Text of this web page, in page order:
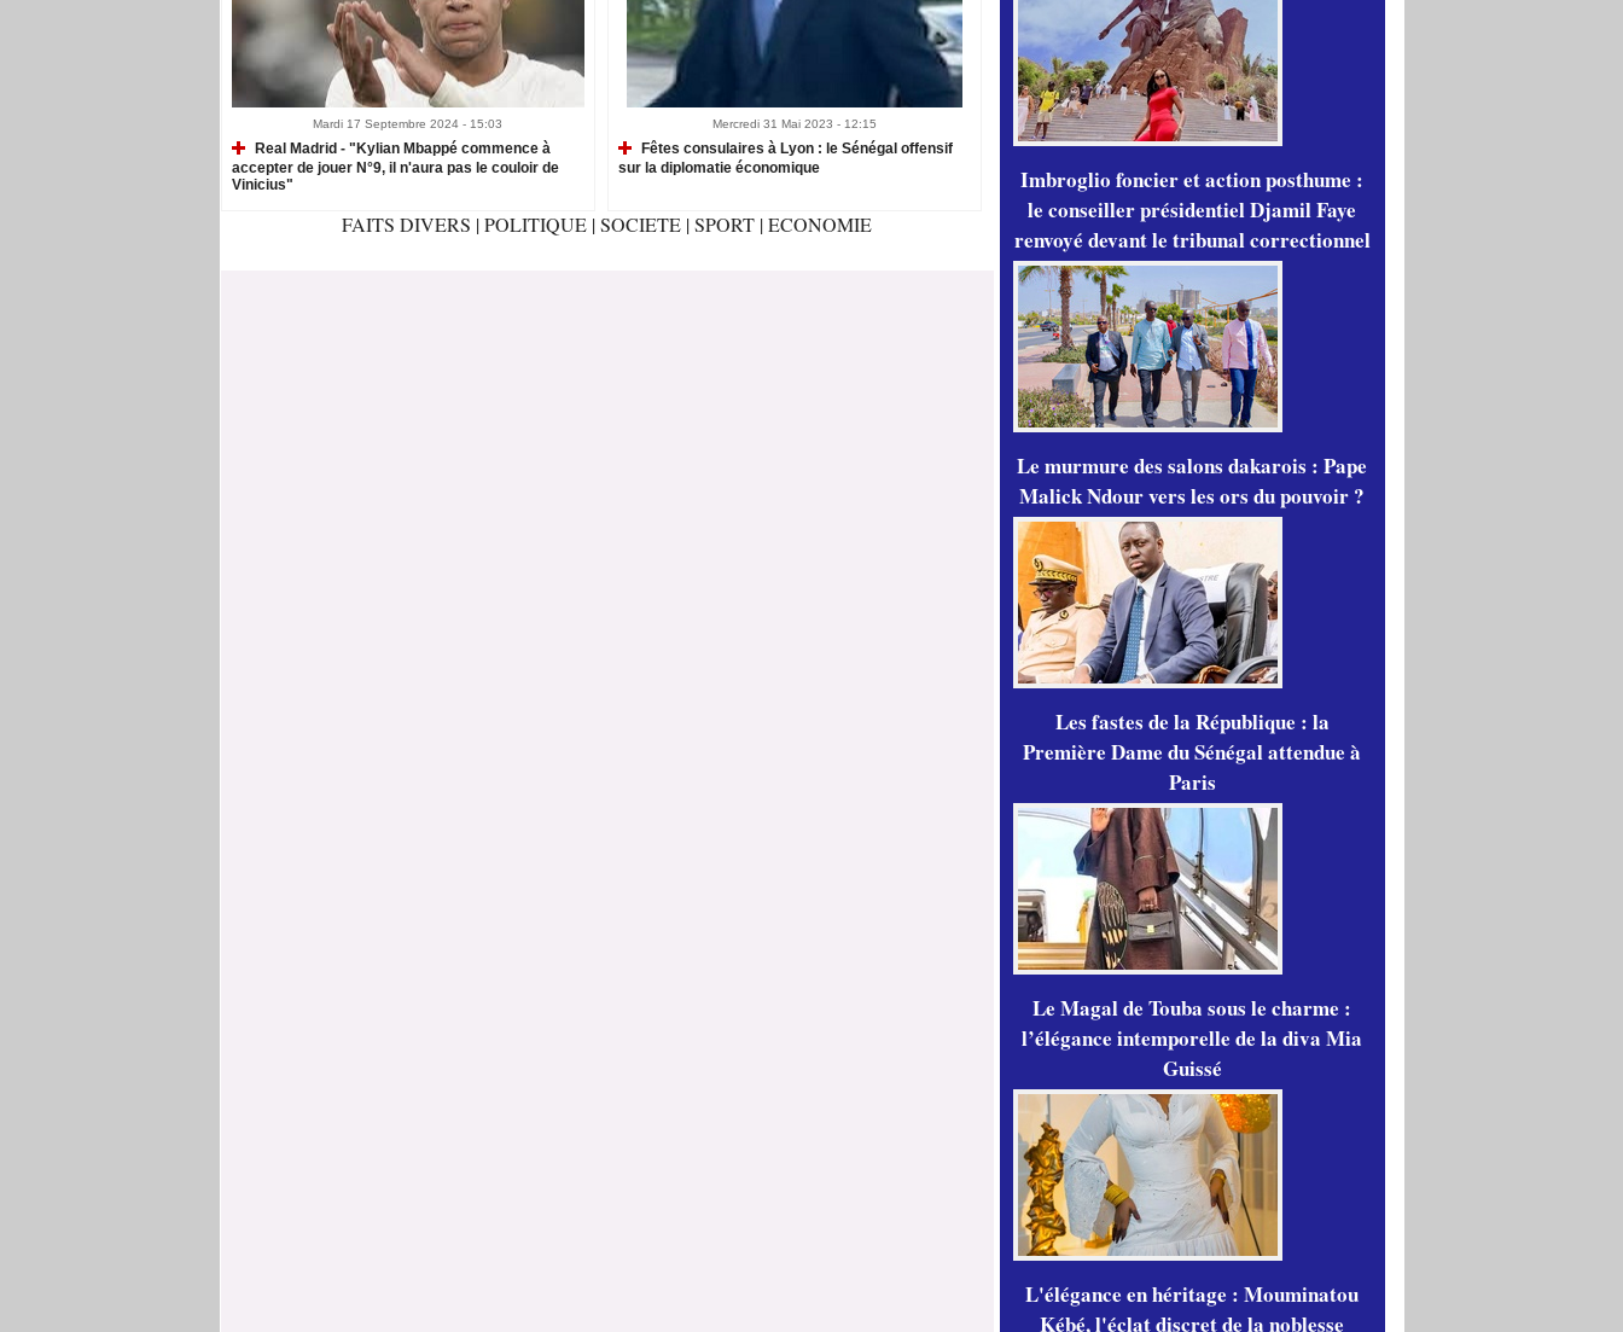
Mardi 17 Septembre 2024 - 15:03
Real Madrid - "Kylian Mbappé commence à
accepter de jouer N°9, il n'aura pas le couloir de
Vinicius"
Mercredi 31 Mai 2023 - 12:15
Fêtes consulaires à Lyon : le Sénégal offensif
sur la diplomatie économique
FAITS DIVERS |POLITIQUE |SOCIETE |SPORT |ECONOMIE
Imbroglio foncier et action posthume :
le conseiller présidentiel Djamil Faye
renvoyé devant le tribunal correctionnel
Le murmure des salons dakarois : Pape
Malick Ndour vers les ors du pouvoir ?
Les fastes de la République : la
Première Dame du Sénégal attendue à
Paris
Le Magal de Touba sous le charme :
l’élégance intemporelle de la diva Mia
Guissé
L'élégance en héritage : Mouminatou
Kébé, l'éclat discret de la noblesse